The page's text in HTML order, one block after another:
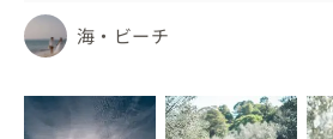
海・ビーチ